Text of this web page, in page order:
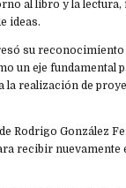
al libro y la
ideas.
su
un eje fundamental
la realización de
Rodrigo González
recibir nuevamente